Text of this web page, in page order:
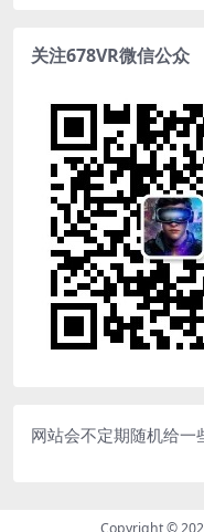
关注678VR微信公众
网站会不定期随机给一
Copyright ©